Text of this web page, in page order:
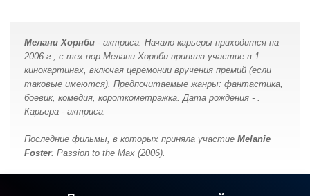
Мелани Хорнби - актриса. Начало карьеры приходится на
2006 г., с тех пор Мелани Хорнби принялa участие в 1
кинокартинах, включая церемонии вручения премий (если
таковые имеются). Предпочитаемые жанры: фантастика,
боевик, комедия, короткометражка. Дата рождения - .
Карьера - актриса.
Последние фильмы, в которых принялa участие Melanie
Foster: Passion to the Max (2006).